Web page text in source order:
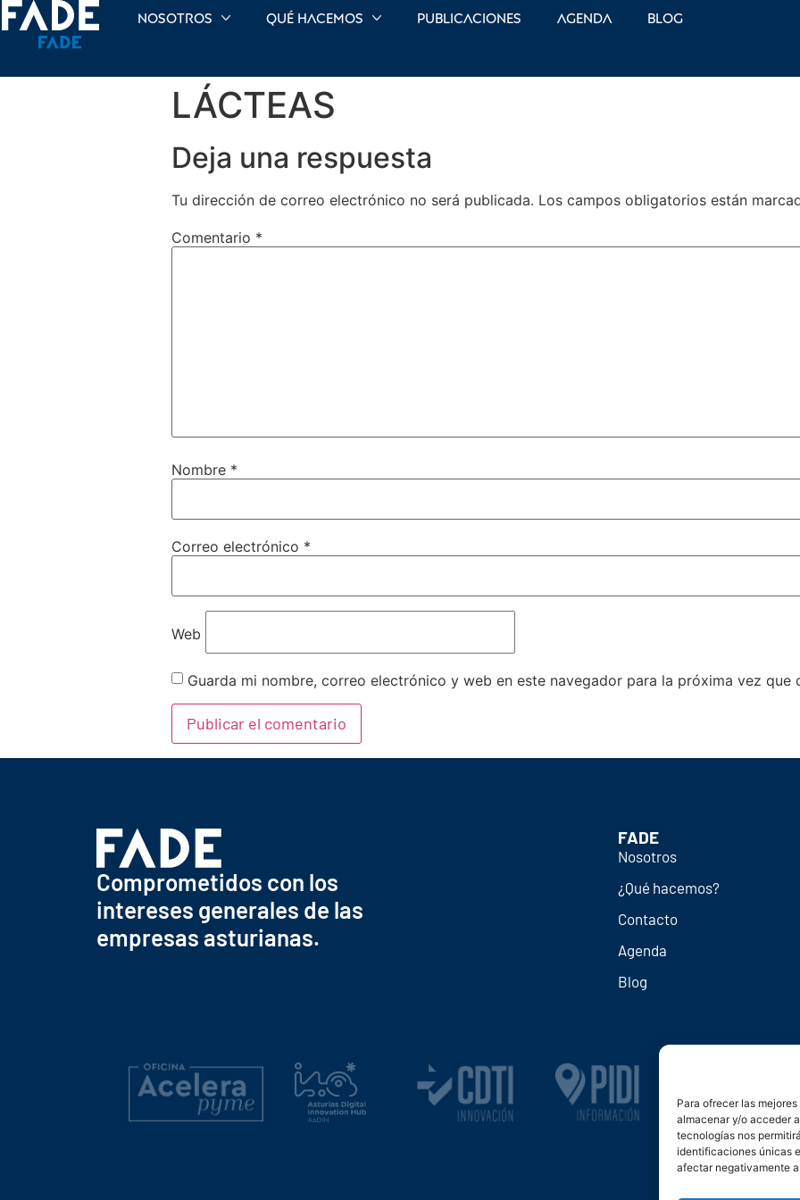
Para ofrecer las
almacenar y/o acceder
tecnologías nos
identificaciones únicas
afectar negativamente
Nosotros Qué hacemos Publicaciones Agenda Blog
LÁCTEAS
Deja una respuesta
Tu dirección de correo electrónico no será publicada. Los campos obligatorios están
Comentario *
Nombre *
Correo electrónico *
Web
Guarda mi nombre, correo electrónico y web en este navegador para la próxima vez que
Comprometidos con los
intereses generales de las
empresas asturianas.
FADE
Nosotros
¿Qué hacemos?
Contacto
Agenda
Blog